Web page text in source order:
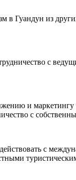
в Гуандун из
с
и
с
с